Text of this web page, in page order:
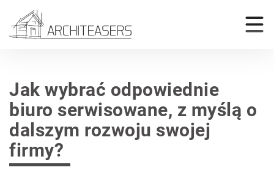
Jak wybrać odpowiednie
biuro serwisowane, z myślą o
dalszym rozwoju swojej
firmy?